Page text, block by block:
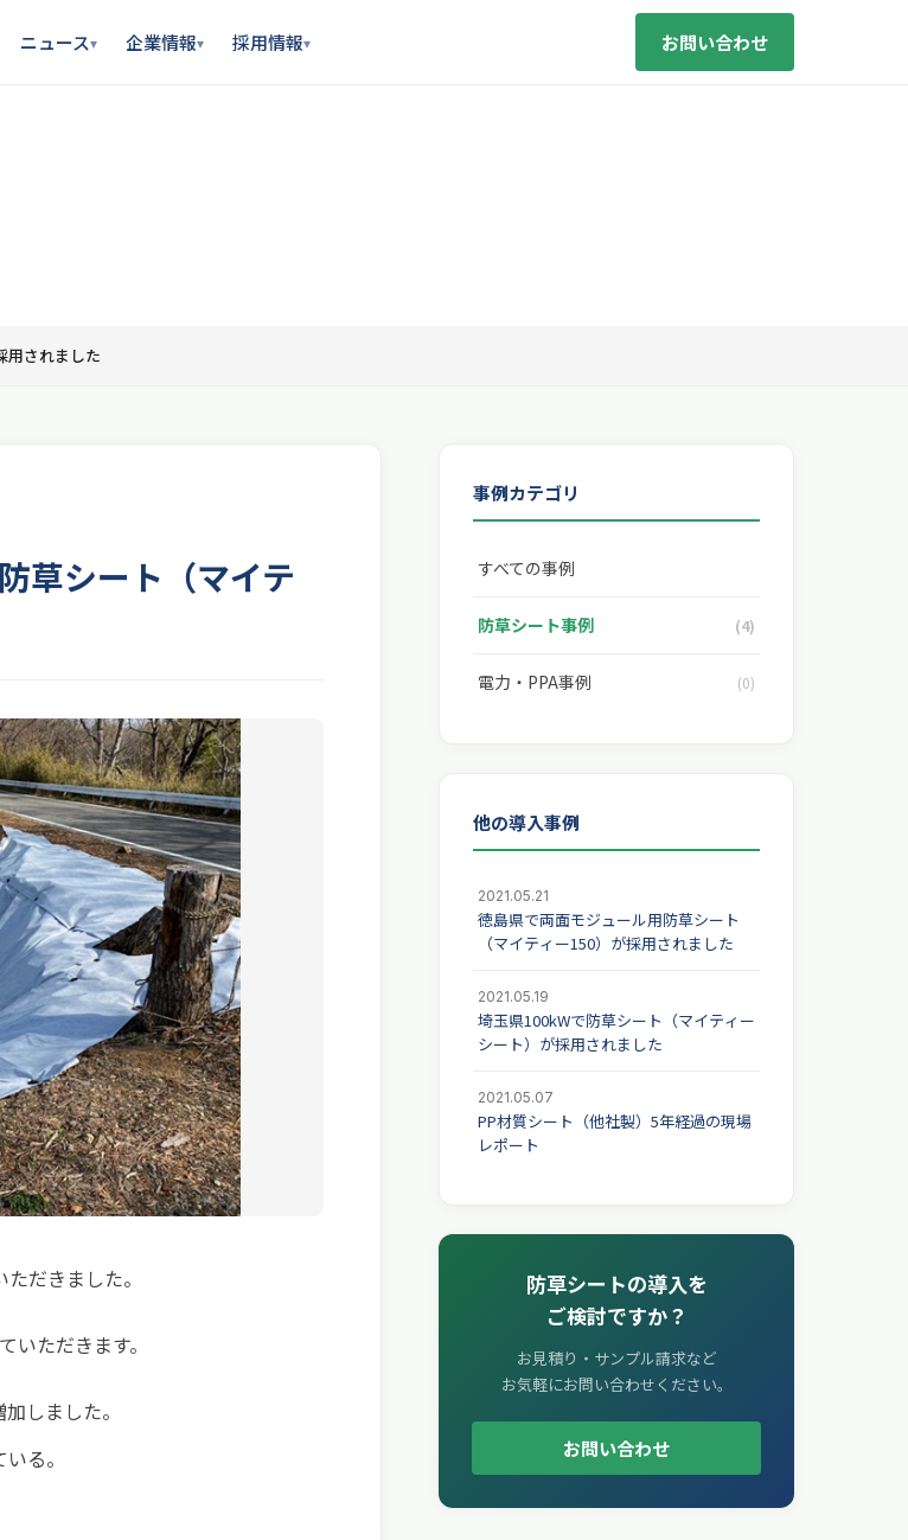
ニュース▾ 企業情報▾ 採用情報▾ お問い合わせ
用されました
草シート（マイテ
だきました。
ただきます。
しました。
る。
事例カテゴリ
すべての事例
防草シート事例 (4)
電力・PPA事例 (0)
他の導入事例
2021.05.21
徳島県で両面モジュール用防草シート
（マイティー150）が採用されました
2021.05.19
埼玉県100kWで防草シート（マイティー
シート）が採用されました
2021.05.07
PP材質シート（他社製）5年経過の現場
レポート
防草シートの導入を
ご検討ですか？
お見積り・サンプル請求など
お気軽にお問い合わせください。
お問い合わせ